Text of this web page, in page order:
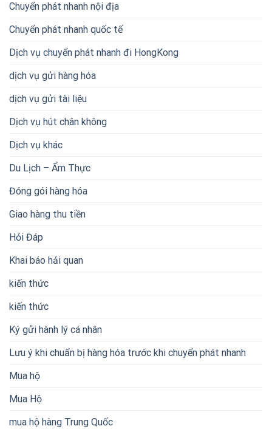
Chuyển phát nhanh nội địa
Chuyển phát nhanh quốc tế
Dịch vụ chuyển phát nhanh đi HongKong
dịch vụ gửi hàng hóa
dịch vụ gửi tài liệu
Dịch vụ hút chân không
Dịch vụ khác
Du Lịch – Ẩm Thực
Đóng gói hàng hóa
Giao hàng thu tiền
Hỏi Đáp
Khai báo hải quan
kiến thức
kiến thức
Ký gửi hành lý cá nhân
Lưu ý khi chuẩn bị hàng hóa trước khi chuyển phát nhanh
Mua hộ
Mua Hộ
mua hộ hàng Trung Quốc